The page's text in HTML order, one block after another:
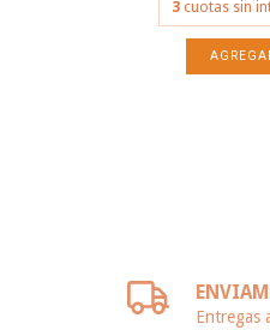
3 cuotas sin
Entregas